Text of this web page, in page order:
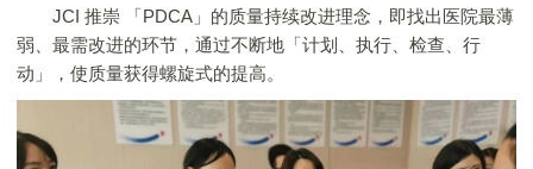
JCI 推崇 「PDCA」的质量持续改进理念，即找出医院最薄
弱、最需改进的环节，通过不断地「计划、执行、检查、行
动」，使质量获得螺旋式的提高。